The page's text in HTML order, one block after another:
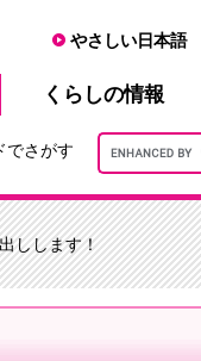
やさしい日本語
くらしの情報
でさがす
しします！